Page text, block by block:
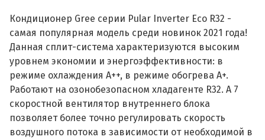
Кондиционер Gree серии Pular Inverter Eco R32 -
самая популярная модель среди новинок 2021 года!
Данная сплит-система характеризуются высоким
уровнем экономии и энергоэффективности: в
режиме охлаждения А++, в режиме обогрева А+.
Работают на озонобезопасном хладагенте R32. А 7
скоростной вентилятор внутреннего блока
позволяет более точно регулировать скорость
воздушного потока в зависимости от необходимой в